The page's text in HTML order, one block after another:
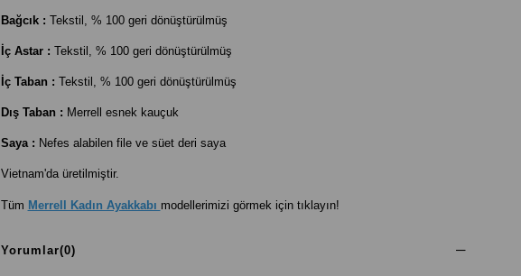
Bağcık : Tekstil, % 100 geri dönüştürülmüş
İç Astar : Tekstil, % 100 geri dönüştürülmüş
İç Taban : Tekstil, % 100 geri dönüştürülmüş
Dış Taban : Merrell esnek kauçuk
Saya : Nefes alabilen file ve süet deri saya
Vietnam'da üretilmiştir.
Tüm Merrell Kadın Ayakkabı modellerimizi görmek için tıklayın!
Yorumlar(0)